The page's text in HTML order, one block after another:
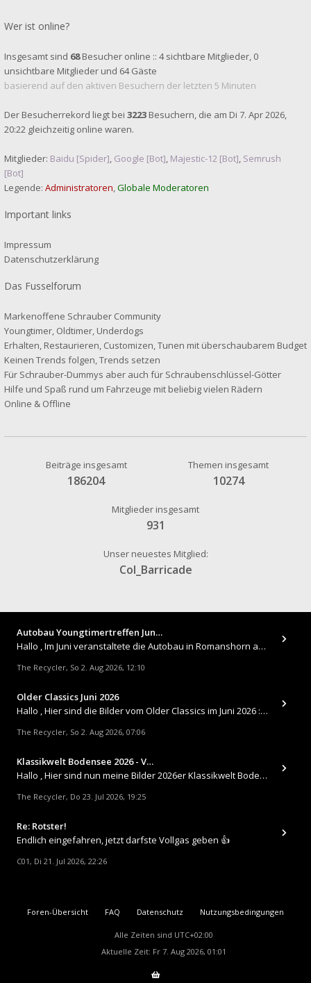
Wer ist online?
Insgesamt sind 68Besucher online :: 4 sichtbare Mitglieder, 0
unsichtbare Mitglieder und 64 Gäste
basierend auf den aktiven Besuchern der letzten 5 Minuten
Der Besucherrekord liegt bei 3223 Besuchern, die am Di 7. Apr 2026,
20:22 gleichzeitig online waren.
Mitglieder: Baidu [Spider], Google [Bot], Majestic-12 [Bot], Semrush
[Bot]
Legende: Administratoren,Globale Moderatoren
Important links
Impressum
Datenschutzerklärung
Das Fusselforum
Markenoffene Schrauber Community
Youngtimer, Oldtimer, Underdogs
Erhalten, Restaurieren, Customizen, Tunen mit überschaubarem Budget
Keinen Trends folgen, Trends setzen
Für Schrauber-Dummys aber auch für Schraubenschlüssel-Götter
Hilfe und Spaß rund um Fahrzeuge mit beliebig vielen Rädern
Online & Offline
Beiträge insgesamt
186204
Themen insgesamt
10274
Mitglieder insgesamt
931
Unser neuestes Mitglied:
Col_Barricade
Autobau Youngtimertreffen Jun…
Hallo , Im Juni veranstaltete die Autobau in Romanshorn auf ihrem Gelände ein kleines Youngtimertreffen : https://up.
The Recycler, So 2. Aug 2026, 12:10
Older Classics Juni 2026
​Hallo , Hier sind die Bilder vom Older Classics im Juni 2026 : https://up.picr.de/51155940wd.jpg https://up.pic
The Recycler, So 2. Aug 2026, 07:06
Klassikwelt Bodensee 2026 - V…
Hallo , Hier sind nun meine Bilder 2026er Klassikwelt Bodensee 😀 https://up.picr.de/51125547rb.jpg https://up.pi
The Recycler, Do 23. Jul 2026, 19:25
Re: Rotster!
Endlich eingefahren, jetzt darfste Vollgas geben 👍
C01, Di 21. Jul 2026, 22:26
Foren-Übersicht FAQ Datenschutz Nutzungsbedingungen
Alle Zeiten sind UTC+02:00
Aktuelle Zeit: Fr 7. Aug 2026, 01:01